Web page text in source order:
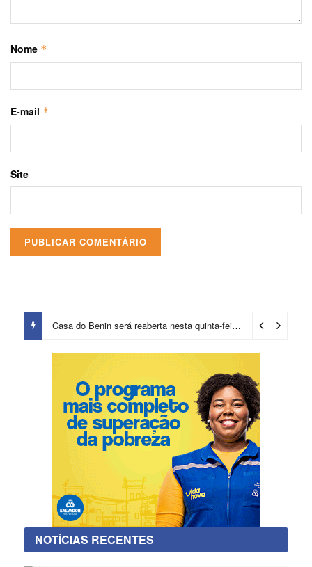
Nome *
E-mail *
Site
Casa do Benin será reaberta nesta quinta-feira (6) 2 dias ago
NOTÍCIAS RECENTES